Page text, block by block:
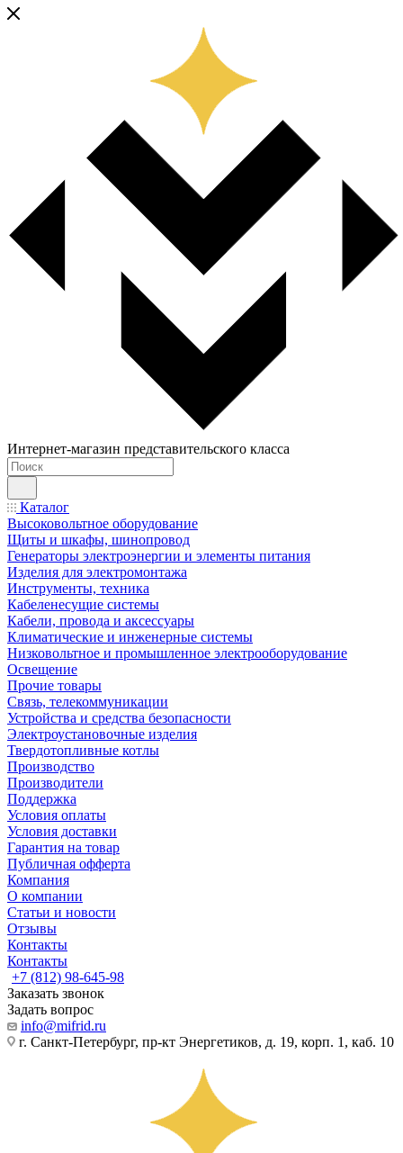
Интернет-магазин представительского класса
Каталог
Высоковольтное оборудование
Щиты и шкафы, шинопровод
Генераторы электроэнергии и элементы питания
Изделия для электромонтажа
Инструменты, техника
Кабеленесущие системы
Кабели, провода и аксессуары
Климатические и инженерные системы
Низковольтное и промышленное электрооборудование
Освещение
Прочие товары
Связь, телекоммуникации
Устройства и средства безопасности
Электроустановочные изделия
Твердотопливные котлы
Производство
Производители
Поддержка
Условия оплаты
Условия доставки
Гарантия на товар
Публичная офферта
Компания
О компании
Статьи и новости
Отзывы
Контакты
Контакты
+7 (812) 98-645-98
Заказать звонок
Задать вопрос
info@mifrid.ru
г. Санкт-Петербург, пр-кт Энергетиков, д. 19, корп. 1, каб. 10